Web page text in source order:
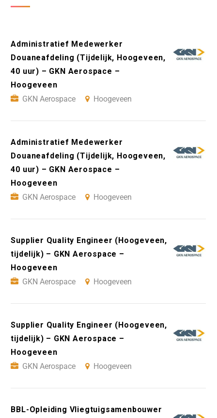
Administratief Medewerker
Douaneafdeling (Tijdelijk, Hoogeveen,
40 uur) – GKN Aerospace –
Hoogeveen
GKN Aerospace
Hoogeveen
Administratief Medewerker
Douaneafdeling (Tijdelijk, Hoogeveen,
40 uur) – GKN Aerospace –
Hoogeveen
GKN Aerospace
Hoogeveen
Supplier Quality Engineer (Hoogeveen,
tijdelijk) – GKN Aerospace –
Hoogeveen
GKN Aerospace
Hoogeveen
Supplier Quality Engineer (Hoogeveen,
tijdelijk) – GKN Aerospace –
Hoogeveen
GKN Aerospace
Hoogeveen
BBL-Opleiding Vliegtuigsamenbouwer